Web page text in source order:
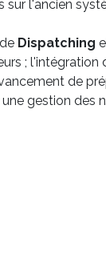
l'ancien
Dispatching
; l'intégration
de
gestion des